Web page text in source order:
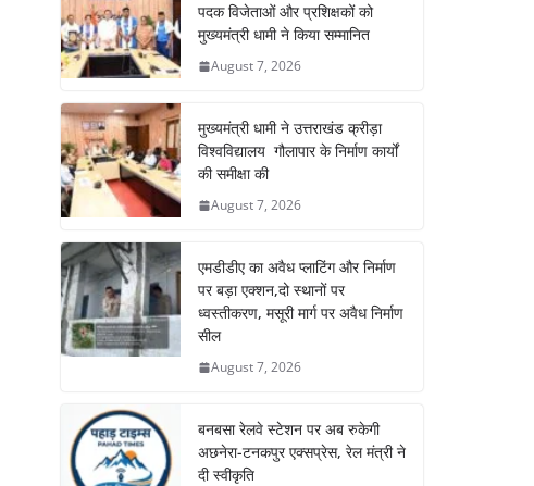
पदक विजेताओं और प्रशिक्षकों को
मुख्यमंत्री धामी ने किया सम्मानित
August 7, 2026
मुख्यमंत्री धामी ने उत्तराखंड क्रीड़ा
विश्वविद्यालय गौलापार के निर्माण कार्यों
की समीक्षा की
August 7, 2026
एमडीडीए का अवैध प्लाटिंग और निर्माण
पर बड़ा एक्शन,दो स्थानों पर
ध्वस्तीकरण, मसूरी मार्ग पर अवैध निर्माण
सील
August 7, 2026
बनबसा रेलवे स्टेशन पर अब रुकेगी
अछनेरा-टनकपुर एक्सप्रेस, रेल मंत्री ने
दी स्वीकृति